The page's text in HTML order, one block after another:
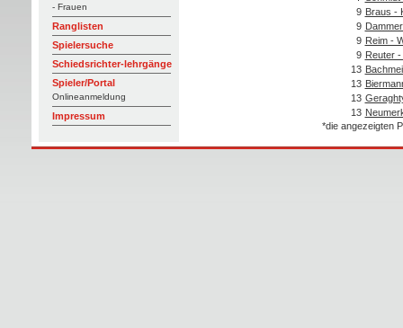
- Frauen
Ranglisten
Spielersuche
Schiedsrichter-lehrgänge
Spieler/Portal
Onlineanmeldung
Impressum
9 Braus -
9
9 Reim -
9 Reuter -
13
13
13
13
*die angezeigten